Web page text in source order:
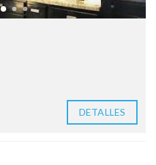
DETALLES